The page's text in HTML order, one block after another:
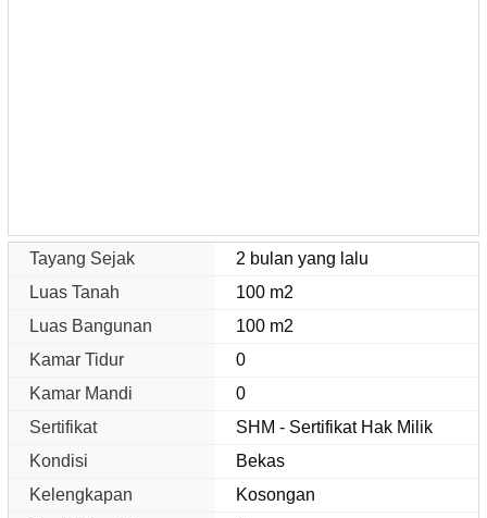
Tayang Sejak
2 bulan yang lalu
Luas Tanah
100 m2
Luas Bangunan
100 m2
Kamar Tidur
0
Kamar Mandi
0
Sertifikat
SHM - Sertifikat Hak Milik
Kondisi
Bekas
Kelengkapan
Kosongan